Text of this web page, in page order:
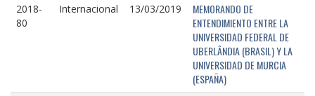
2018-
80
Internacional 13/03/2019
MEMORANDO DE
ENTENDIMIENTO ENTRE LA
UNIVERSIDAD FEDERAL DE
UBERLÂNDIA (BRASIL) Y LA
UNIVERSIDAD DE MURCIA
(ESPAÑA)